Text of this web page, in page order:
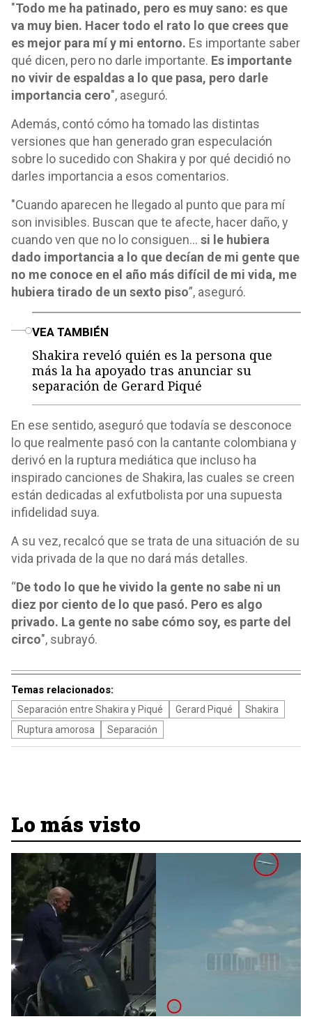
"Todo me ha patinado, pero es muy sano: es que
va muy bien. Hacer todo el rato lo que crees que
es mejor para mí y mi entorno. Es importante saber
qué dicen, pero no darle importante. Es importante
no vivir de espaldas a lo que pasa, pero darle
importancia cero", aseguró.
Además, contó cómo ha tomado las distintas
versiones que han generado gran especulación
sobre lo sucedido con Shakira y por qué decidió no
darles importancia a esos comentarios.
"Cuando aparecen he llegado al punto que para mí
son invisibles. Buscan que te afecte, hacer daño, y
cuando ven que no lo consiguen... si le hubiera
dado importancia a lo que decían de mi gente que
no me conoce en el año más difícil de mi vida, me
hubiera tirado de un sexto piso”, aseguró.
VEA TAMBIÉN
Shakira reveló quién es la persona que
más la ha apoyado tras anunciar su
separación de Gerard Piqué
En ese sentido, aseguró que todavía se desconoce
lo que realmente pasó con la cantante colombiana y
derivó en la ruptura mediática que incluso ha
inspirado canciones de Shakira, las cuales se creen
están dedicadas al exfutbolista por una supuesta
infidelidad suya.
A su vez, recalcó que se trata de una situación de su
vida privada de la que no dará más detalles.
“De todo lo que he vivido la gente no sabe ni un
diez por ciento de lo que pasó. Pero es algo
privado. La gente no sabe cómo soy, es parte del
circo", subrayó.
Temas relacionados:
Separación entre Shakira y Piqué Gerard Piqué
Shakira
Ruptura amorosa
Separación
Lo más visto